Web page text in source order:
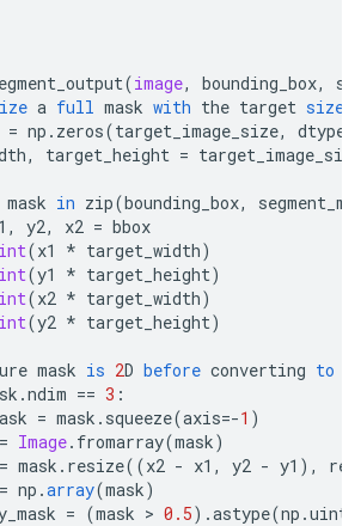
(image, bounding_box,
a full mask with the target size
= np . zeros(target_image_size, dtype
, target_height = target_image_size
mask in zip(bounding_box,
, y2, x2 = bbox
int(x1 * target_width)
int(y1 * target_height)
int(x2 * target_width)
int(y2 * target_height)
mask is 2D before converting to
.ndim == 3 :
= mask . squeeze(axis=-1 )
= Image. fromarray(mask)
= mask . resize((x2 - x1 , y2 - y1 ),
= np .array(mask)
= (mask > 0.5).astype(np .uint8